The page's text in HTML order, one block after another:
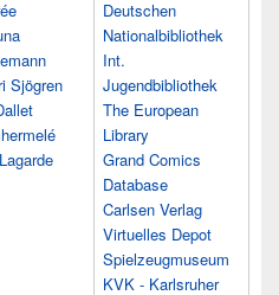
Sjögren
Deutschen
Nationalbibliothek
Int.
Jugendbibliothek
The European
Library
Grand Comics
Database
Carlsen Verlag
Virtuelles Depot
Spielzeugmuseum
KVK - Karlsruher